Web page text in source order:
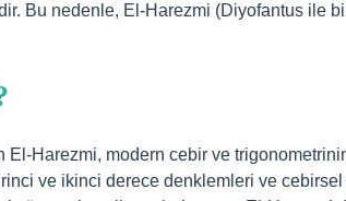
Bu nedenle, El-Harezmi (Diyofantus ile
El-Harezmi, modern cebir ve
ve ikinci derece denklemleri ve